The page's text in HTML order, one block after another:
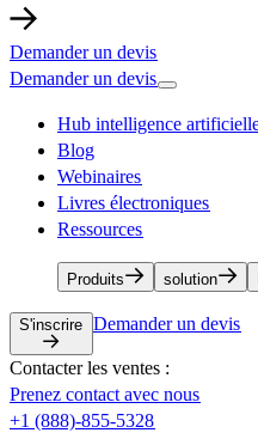
Demander un devis​​
Demander un devis​​
Hub intelligence
Blog​​
Webinaires​​
Livres électroniques​​
Ressources​​
Produits​​ solution​​
S'inscrire​​ Demander un devis​​
Contacter les ventes :​​
Prenez contact avec nous​​
+1 (888)-855-5328​​